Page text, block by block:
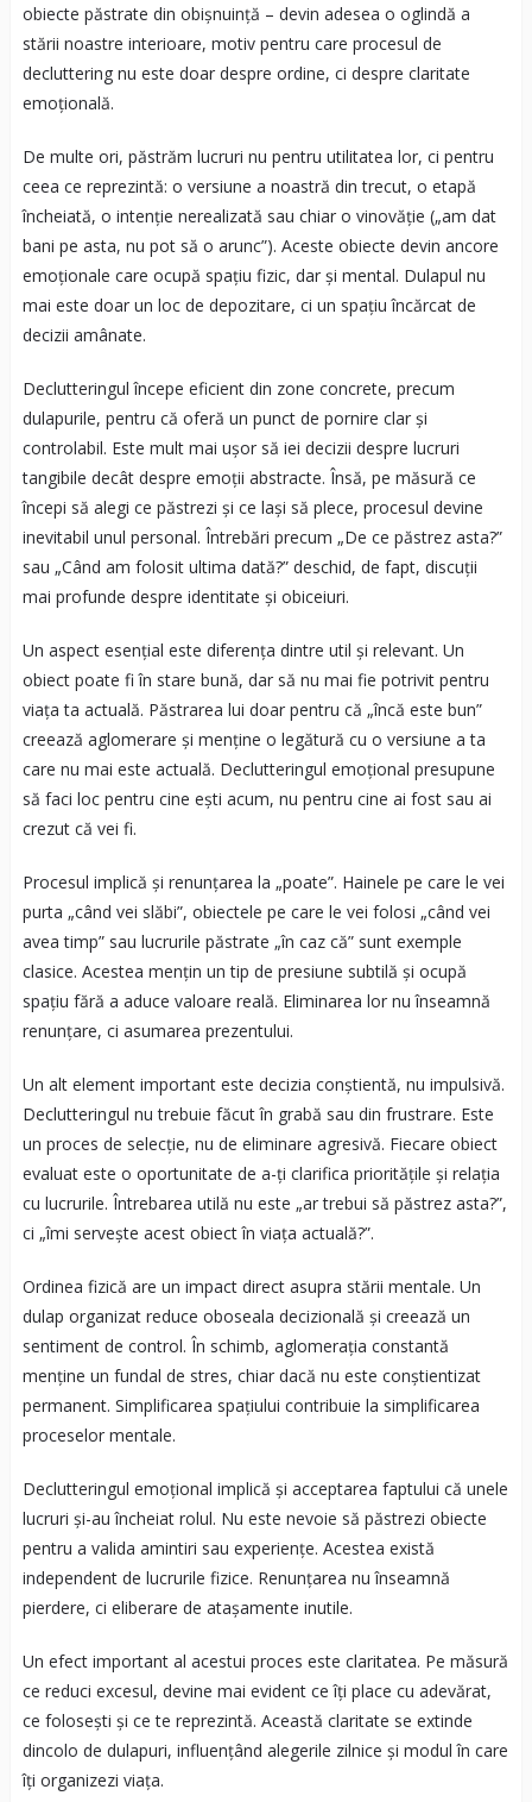
obiecte păstrate din obișnuință – devin adesea o oglindă a
stării noastre interioare, motiv pentru care procesul de
decluttering nu este doar despre ordine, ci despre claritate
emoțională.
De multe ori, păstrăm lucruri nu pentru utilitatea lor, ci pentru
ceea ce reprezintă: o versiune a noastră din trecut, o etapă
încheiată, o intenție nerealizată sau chiar o vinovăție („am dat
bani pe asta, nu pot să o arunc”). Aceste obiecte devin ancore
emoționale care ocupă spațiu fizic, dar și mental. Dulapul nu
mai este doar un loc de depozitare, ci un spațiu încărcat de
decizii amânate.
Declutteringul începe eficient din zone concrete, precum
dulapurile, pentru că oferă un punct de pornire clar și
controlabil. Este mult mai ușor să iei decizii despre lucruri
tangibile decât despre emoții abstracte. Însă, pe măsură ce
începi să alegi ce păstrezi și ce lași să plece, procesul devine
inevitabil unul personal. Întrebări precum „De ce păstrez asta?”
sau „Când am folosit ultima dată?” deschid, de fapt, discuții
mai profunde despre identitate și obiceiuri.
Un aspect esențial este diferența dintre util și relevant. Un
obiect poate fi în stare bună, dar să nu mai fie potrivit pentru
viața ta actuală. Păstrarea lui doar pentru că „încă este bun”
creează aglomerare și menține o legătură cu o versiune a ta
care nu mai este actuală. Declutteringul emoțional presupune
să faci loc pentru cine ești acum, nu pentru cine ai fost sau ai
crezut că vei fi.
Procesul implică și renunțarea la „poate”. Hainele pe care le vei
purta „când vei slăbi”, obiectele pe care le vei folosi „când vei
avea timp” sau lucrurile păstrate „în caz că” sunt exemple
clasice. Acestea mențin un tip de presiune subtilă și ocupă
spațiu fără a aduce valoare reală. Eliminarea lor nu înseamnă
renunțare, ci asumarea prezentului.
Un alt element important este decizia conștientă, nu impulsivă.
Declutteringul nu trebuie făcut în grabă sau din frustrare. Este
un proces de selecție, nu de eliminare agresivă. Fiecare obiect
evaluat este o oportunitate de a-ți clarifica prioritățile și relația
cu lucrurile. Întrebarea utilă nu este „ar trebui să păstrez asta?”,
ci „îmi servește acest obiect în viața actuală?”.
Ordinea fizică are un impact direct asupra stării mentale. Un
dulap organizat reduce oboseala decizională și creează un
sentiment de control. În schimb, aglomerația constantă
menține un fundal de stres, chiar dacă nu este conștientizat
permanent. Simplificarea spațiului contribuie la simplificarea
proceselor mentale.
Declutteringul emoțional implică și acceptarea faptului că unele
lucruri și-au încheiat rolul. Nu este nevoie să păstrezi obiecte
pentru a valida amintiri sau experiențe. Acestea există
independent de lucrurile fizice. Renunțarea nu înseamnă
pierdere, ci eliberare de atașamente inutile.
Un efect important al acestui proces este claritatea. Pe măsură
ce reduci excesul, devine mai evident ce îți place cu adevărat,
ce folosești și ce te reprezintă. Această claritate se extinde
dincolo de dulapuri, influențând alegerile zilnice și modul în care
îți organizezi viața.